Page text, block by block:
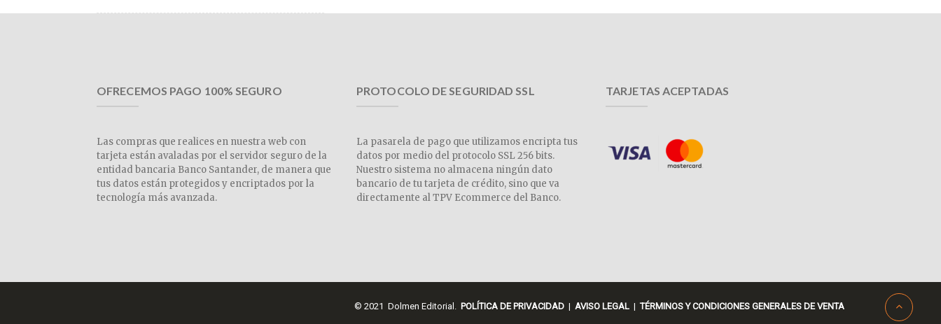
OFRECEMOS PAGO 100% SEGURO
Las compras que realices en nuestra web con
tarjeta están avaladas por el servidor seguro de la
entidad bancaria Banco Santander, de manera que
tus datos están protegidos y encriptados por la
tecnología más avanzada.
PROTOCOLO DE SEGURIDAD SSL
La pasarela de pago que utilizamos encripta tus
datos por medio del protocolo SSL 256 bits.
Nuestro sistema no almacena ningún dato
bancario de tu tarjeta de crédito, sino que va
directamente al TPV Ecommerce del Banco.
TARJETAS ACEPTADAS
© 2021 Dolmen Editorial. POLÍTICA DE PRIVACIDAD | AVISO LEGAL |TÉRMINOS Y CONDICIONES GENERALES DE VENTA